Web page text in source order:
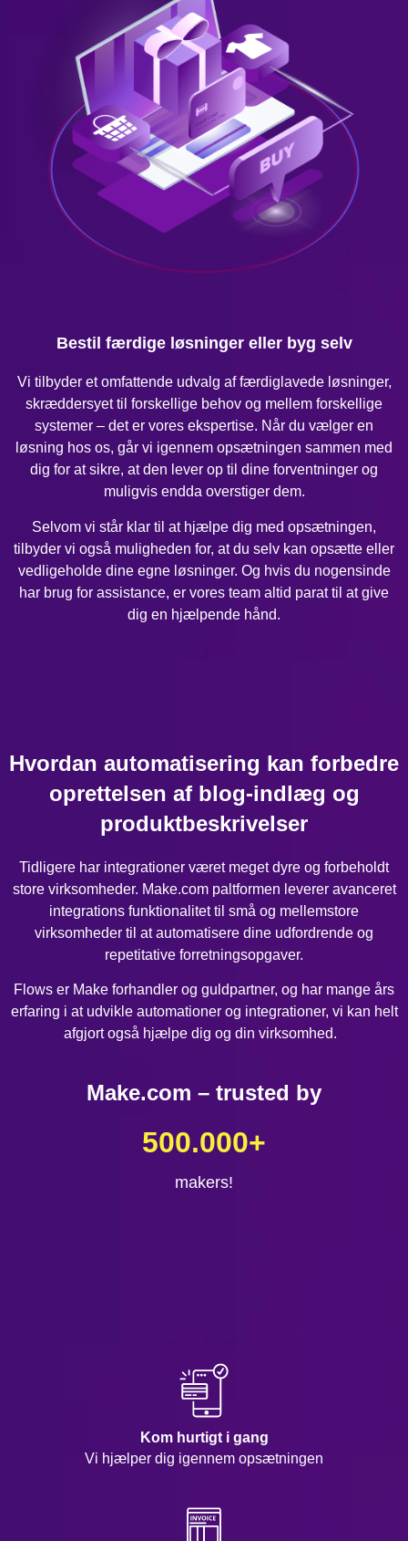
Bestil færdige løsninger eller byg selv
Vi tilbyder et omfattende udvalg af færdiglavede løsninger,
skræddersyet til forskellige behov og mellem forskellige
systemer – det er vores ekspertise. Når du vælger en
løsning hos os, går vi igennem opsætningen sammen med
dig for at sikre, at den lever op til dine forventninger og
muligvis endda overstiger dem.
Selvom vi står klar til at hjælpe dig med opsætningen,
tilbyder vi også muligheden for, at du selv kan opsætte eller
vedligeholde dine egne løsninger. Og hvis du nogensinde
har brug for assistance, er vores team altid parat til at give
dig en hjælpende hånd.
Hvordan automatisering kan forbedre
oprettelsen af blog-indlæg og
produktbeskrivelser
Tidligere har integrationer været meget dyre og forbeholdt
store virksomheder. Make.com paltformen leverer avanceret
integrations funktionalitet til små og mellemstore
virksomheder til at automatisere dine udfordrende og
repetitative forretningsopgaver.
Flows er Make forhandler og guldpartner, og har mange års
erfaring i at udvikle automationer og integrationer, vi kan helt
afgjort også hjælpe dig og din virksomhed.
Make.com – trusted by
makers!
500.000+
Kom hurtigt i gang
Vi hjælper dig igennem opsætningen